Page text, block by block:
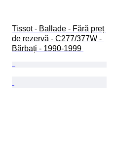
Tissot - Ballade - Fără preț
de rezervă - C277/377W -
Bărbați - 1990-1999